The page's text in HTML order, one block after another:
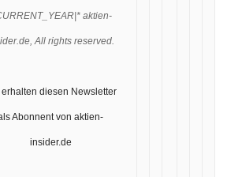
aktien-
All rights reserved.
diesen Newsletter
Abonnent von aktien-
insider.de